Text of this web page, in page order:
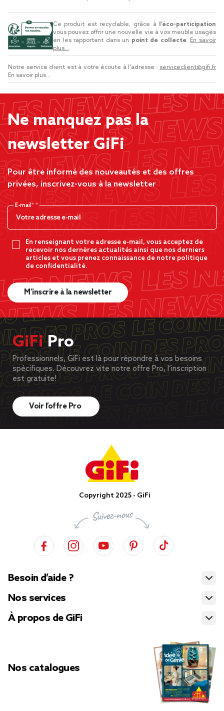
Ce produit est recyclable, grâce à
l’éco-participation
vous pouvez offrir une nouvelle vie à vos meuble usagés
en les rapportant dans un point de collecte. En savoir
plus....
Notre service client est à votre écoute à l'adresse : serviceclient@gifi.fr
En savoir plus...
Ne manquez pas la
newsletter GiFi
Pour être informé des nouveautés et des offres
privées, inscrivez-vous à la newsletter
E-mail*
En renseignant votre adresse e-mail, vous acceptez de
recevoir nos dernères actualités ainsi que nos derniers
articles et vous prenez connaissance de notre politique
de confidentialité.
M’inscrire à la newsletter
GiFiPro
Professionnels, GiFi est là pour répondre à vos besoins
spécifiques. Découvrez vite notre offre Pro, l’inscription
est gratuite!
Voir l’offre Pro
Copyright 2025 - GiFi
Besoin d’aide ?
Nos services
À propos de GiFi
Nos catalogues